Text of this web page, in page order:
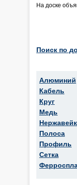
На доске
Поиск по
Алюминий
Кабель
Круг
Медь
Полоса
Профиль
Сетка